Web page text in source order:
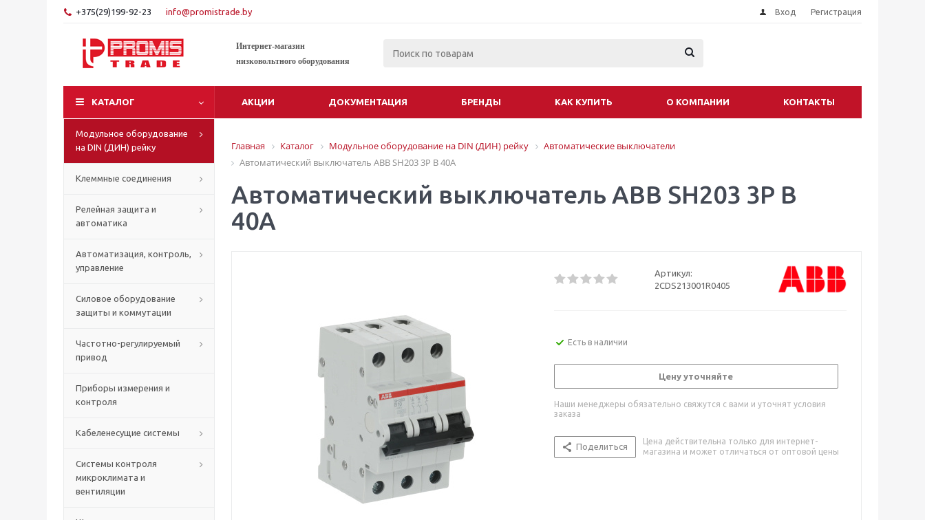
+375(29)199-92-23 info@promistrade.by Вход Регистрация
Интернет-магазин
низковольтного оборудования
КАТАЛОГ АКЦИИ ДОКУМЕНТАЦИЯ БРЕНДЫ КАК КУПИТЬ О КОМПАНИИ КОНТАКТЫ
Модульное оборудование
на DIN (ДИН) рейку
Клеммные соединения
Релейная защита и
автоматика
Автоматизация, контроль,
управление
Силовое оборудование
защиты и коммутации
Частотно-регулируемый
привод
Приборы измерения и
контроля
Кабеленесущие системы
Системы контроля
микроклимата и
вентиляции
Главная Каталог Модульное оборудование на DIN (ДИН) рейку
Автоматические выключатели
Автоматический выключатель ABB SH203 3P B 40A
Автоматический выключатель ABB SH203 3P B
40A
Артикул:
2CDS213001R0405
Есть в наличии
Цену уточняйте
Наши менеджеры обязательно свяжутся с вами и уточнят условия
заказа
Поделиться
Цена действительна только для интернет-
магазина и может отличаться от оптовой цены